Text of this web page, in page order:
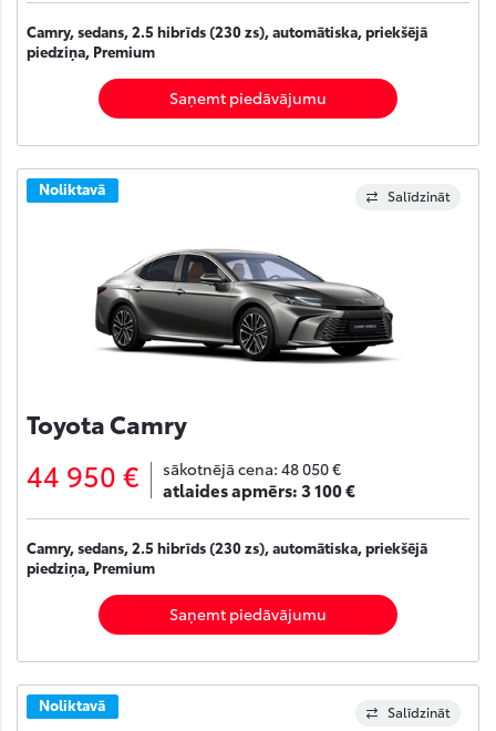
Camry, sedans, 2.5 hibrīds (230 zs), automātiska, priekšējā
piedziņa, Premium
Saņemt piedāvājumu
Salīdzināt
Noliktavā
Toyota Camry
44 950 € sākotnējā cena: 48 050 €
atlaides apmērs:3 100 €
Camry, sedans, 2.5 hibrīds (230 zs), automātiska, priekšējā
piedziņa, Premium
Saņemt piedāvājumu
Salīdzināt
Noliktavā